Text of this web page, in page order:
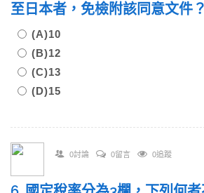
至日本者，免檢附該同意文件？
(A)10
(B)12
(C)13
(D)15
0討論 0留言 0追蹤